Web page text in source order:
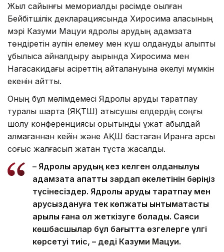
Жыл сайынғы мемориалдық рәсімде оқылған
Бейбітшілік декларациясында Хиросима қаласының
мэрі Казуми Мацуи ядролық қарудың адамзатқа
төндіретін қаупін елемеу мен күш қолдануды қалыпты
құбылысқа айналдыру ақырында Хиросима мен
Нагасакидағы қасіреттің қайталануына әкелуі мүмкін
екенін айтты.
Оның бұл мәлімдемесі Ядролық қаруды таратпау
туралы шартқа (ЯҚТШ) қатысушы елдердің соңғы
шолу конференциясы қорытынды құжат қабылдай
алмағаннан кейін және АҚШ бастаған Иранға қарсы
соғыс жалғасып жатқан тұста жасалды.
– Ядролық қарудың кез келген қолданылуы
адамзатқа апатты зардап әкелетінін бәріңіз
түсінесіздер. Ядролық қаруды таратпау мен
қарусыздануға тек көпжақты ынтымақтастық
арқылы ғана қол жеткізуге болады. Саяси
көшбасшылар бұл бағытта өзгелерге үлгі
көрсетуі тиіс, – деді Казуми Мацуи.